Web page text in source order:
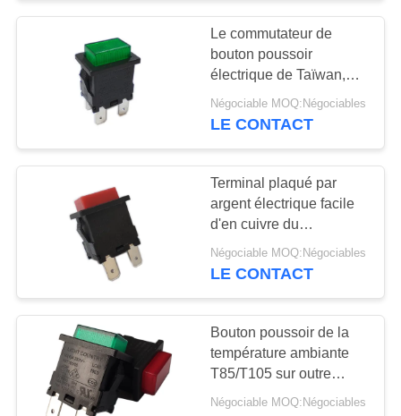
Commutateur
électrique
imperméable
Interrupteur à
glissière
7
Le commutateur de
bouton poussoir
électrique de Taïwan,
21*15mm, MARCHE-
ARRÊT, vert a illuminé
Négociable MOQ:Négociables
LE CONTACT
Terminal plaqué par
argent électrique facile
d'en cuivre du
commutateur LC83-6 de
bouton poussoir
Négociable MOQ:Négociables
LE CONTACT
Bouton poussoir de la
température ambiante
T85/T105 sur outre
cycles électriques du
Négociable MOQ:Négociables